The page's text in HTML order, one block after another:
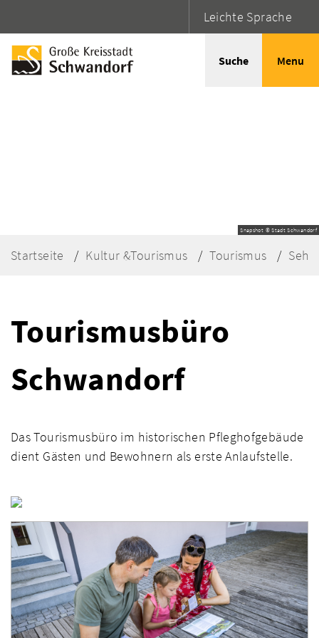
Leichte Sprache
Suche Menu
Snapshot © Stadt Schwandorf
Startseite Kultur &Tourismus Tourismus
Tourismusbüro
Schwandorf
Das Tourismusbüro im historischen Pfleghofgebäude
dient Gästen und Bewohnern als erste Anlaufstelle.